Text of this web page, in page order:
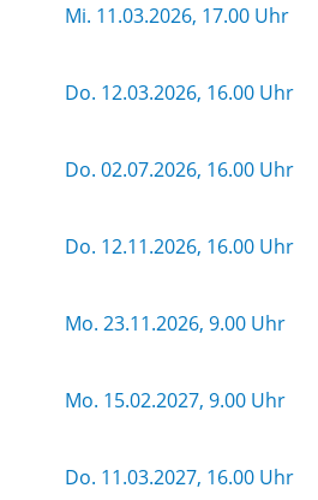
Mi. 11.03.2026, 17.00 Uhr
Do. 12.03.2026, 16.00 Uhr
Do. 02.07.2026, 16.00 Uhr
Do. 12.11.2026, 16.00 Uhr
Mo. 23.11.2026, 9.00 Uhr
Mo. 15.02.2027, 9.00 Uhr
Do. 11.03.2027, 16.00 Uhr